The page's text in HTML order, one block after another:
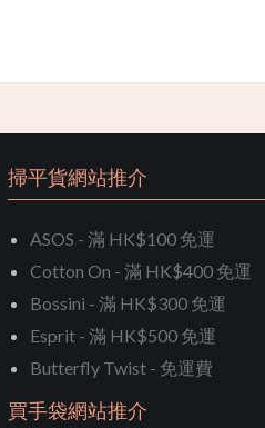
掃平貨網站推介
ASOS - 滿 HK$100 免運
Cotton On - 滿 HK$400 免運
Bossini - 滿 HK$300 免運
Esprit - 滿 HK$500 免運
Butterfly Twist - 免運費
買手袋網站推介